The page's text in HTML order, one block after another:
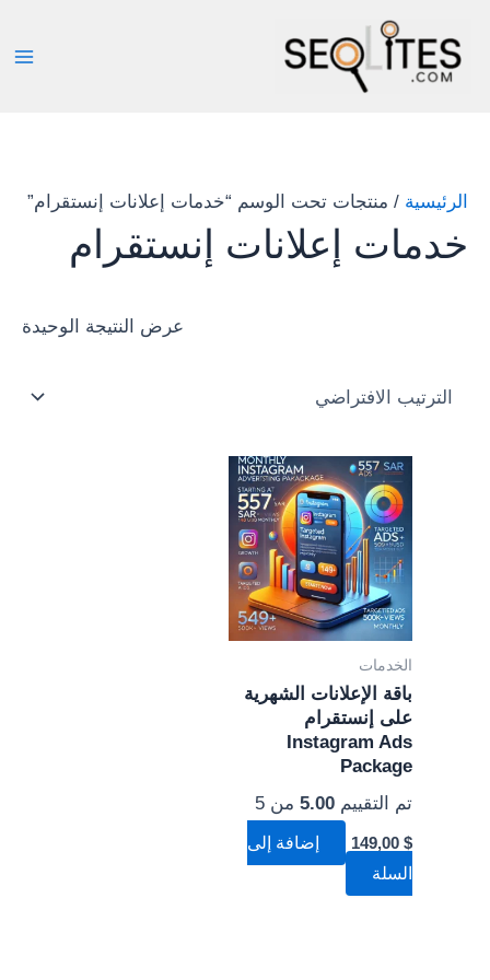
المحتوى
الرئيسية / منتجات تحت الوسم “خدمات إعلانات إنستقرام”
خدمات إعلانات إنستقرام
عرض النتيجة الوحيدة
الخدمات
باقة الإعلانات الشهرية
على إنستقرام
Instagram Ads
Package
تم التقييم 5.00 من 5
149,00 $
إضافة إلى
السلة